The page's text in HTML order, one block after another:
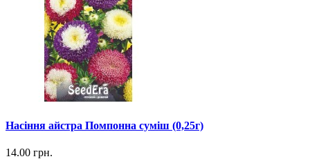
Насіння айстра Помпонна суміш (0,25г)
14.00 грн.